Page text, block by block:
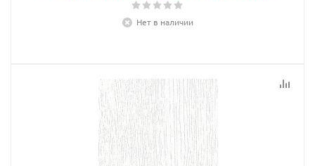
Нет в наличии